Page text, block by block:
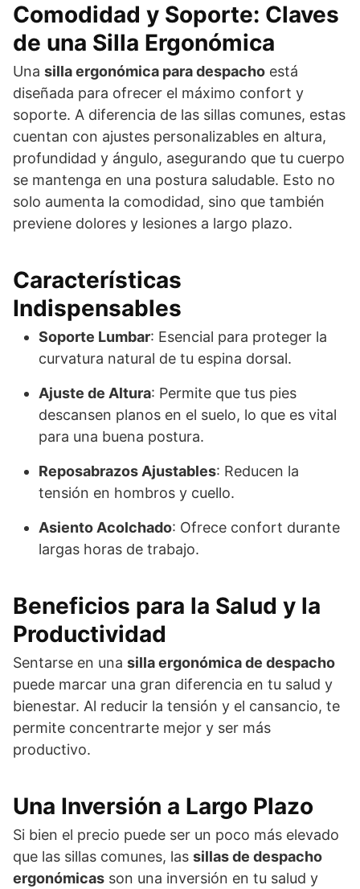
Comodidad y Soporte: Claves
de una Silla Ergonómica
Una silla ergonómica para despacho está
diseñada para ofrecer el máximo confort y
soporte. A diferencia de las sillas comunes, estas
cuentan con ajustes personalizables en altura,
profundidad y ángulo, asegurando que tu cuerpo
se mantenga en una postura saludable. Esto no
solo aumenta la comodidad, sino que también
previene dolores y lesiones a largo plazo.
Características
Indispensables
Soporte Lumbar: Esencial para proteger la
curvatura natural de tu espina dorsal.
Ajuste de Altura: Permite que tus pies
descansen planos en el suelo, lo que es vital
para una buena postura.
Reposabrazos Ajustables: Reducen la
tensión en hombros y cuello.
Asiento Acolchado: Ofrece confort durante
largas horas de trabajo.
Beneficios para la Salud y la
Productividad
Sentarse en una silla ergonómica de despacho
puede marcar una gran diferencia en tu salud y
bienestar. Al reducir la tensión y el cansancio, te
permite concentrarte mejor y ser más
productivo.
Una Inversión a Largo Plazo
Si bien el precio puede ser un poco más elevado
que las sillas comunes, las sillas de despacho
ergonómicas son una inversión en tu salud y